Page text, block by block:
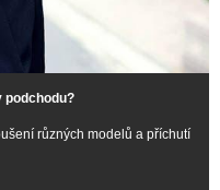
podchodu?
různých modelů a příchutí